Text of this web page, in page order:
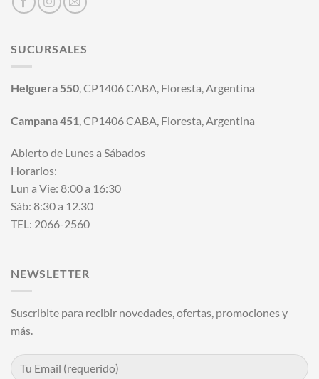
SUCURSALES
Helguera 550 , CP1406 CABA, Floresta, Argentina
Campana 451 , CP1406 CABA, Floresta, Argentina
Abierto de Lunes a Sábados
Horarios:
Lun a Vie: 8:00 a 16:30
Sáb: 8:30 a 12.30
TEL: 2066-2560
NEWSLETTER
Suscribite para recibir novedades, ofertas, promociones y
más.